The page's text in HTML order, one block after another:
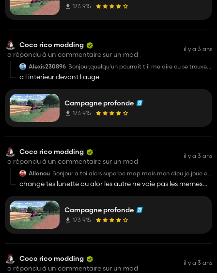
Merci d'avance
A bientôt
173 915
Coco rico modding
a répondu à un commentaire sur un mod
il y a 3 ans
Alexis230896 Bonjour,quelqu'un pourrait t'il me dire ou se trouve
le trigger pour donner a manger aux cochons car je
ne le trouve pas merci.
a l interieur devant l auge
Campagne profonde
173 915
Coco rico modding
a répondu à un commentaire sur un mod
il y a 3 ans
Allanou Bonjour a toi alors superbe map mais mon dieu je joue en
2k mais la j'ai l'impression d'être en 480p, il a un boulot
monstre a faire sur les texture sur les réglage de la route
décoration on la l'impression d'être sur fs13
change tes lunette ou alor les autre ne voie pas les memes
Campagne profonde
173 915
Coco rico modding
a répondu à un commentaire sur un mod
il y a 3 ans